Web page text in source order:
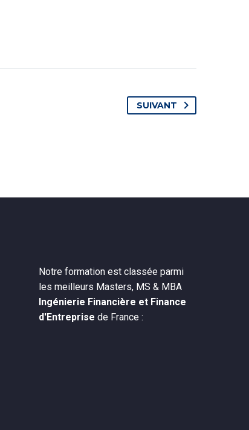
SUIVANT
Notre formation est classée parmi
les meilleurs Masters, MS & MBA
Ingénierie Financière et Finance
d'Entreprise de France :